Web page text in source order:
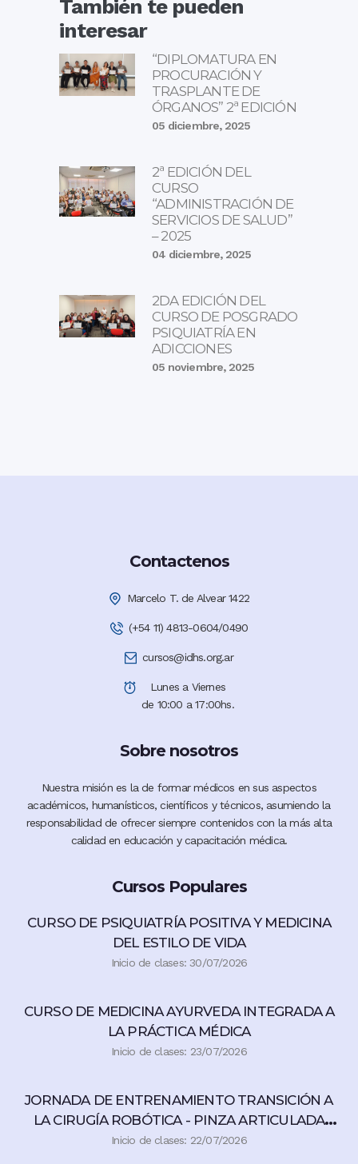
También te pueden
interesar
“DIPLOMATURA EN
PROCURACIÓN Y
TRASPLANTE DE
ÓRGANOS” 2ª EDICIÓN
05 diciembre, 2025
2ª EDICIÓN DEL
CURSO
“ADMINISTRACIÓN DE
SERVICIOS DE SALUD”
– 2025
04 diciembre, 2025
2DA EDICIÓN DEL
CURSO DE POSGRADO
PSIQUIATRÍA EN
ADICCIONES
05 noviembre, 2025
Contactenos
Marcelo T. de Alvear 1422
(+54 11) 4813-0604/0490
cursos@idhs.org.ar
Lunes a Viernes
de 10:00 a 17:00hs.
Sobre nosotros
Nuestra misión es la de formar médicos en sus aspectos
académicos, humanísticos, científicos y técnicos, asumiendo la
responsabilidad de ofrecer siempre contenidos con la más alta
calidad en educación y capacitación médica.
Cursos Populares
CURSO DE PSIQUIATRÍA POSITIVA Y MEDICINA
DEL ESTILO DE VIDA
Inicio de clases: 30/07/2026
CURSO DE MEDICINA AYURVEDA INTEGRADA A
LA PRÁCTICA MÉDICA
Inicio de clases: 23/07/2026
JORNADA DE ENTRENAMIENTO TRANSICIÓN A
LA CIRUGÍA ROBÓTICA - PINZA ARTICULADA
360°
Inicio de clases: 22/07/2026